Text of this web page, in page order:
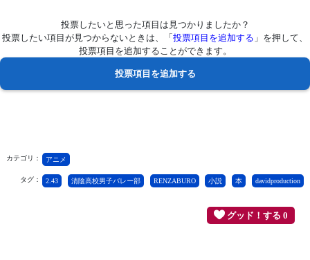
投票したいと思った項目は見つかりましたか？
投票したい項目が見つからないときは、「 投票項目を追加する 」を押して、
投票項目を追加することができます。
カテゴリ： アニメ
タグ： 2.43 清陰高校男子バレー部 RENZABURO 小説 本 davidproduction
グッド！する 0